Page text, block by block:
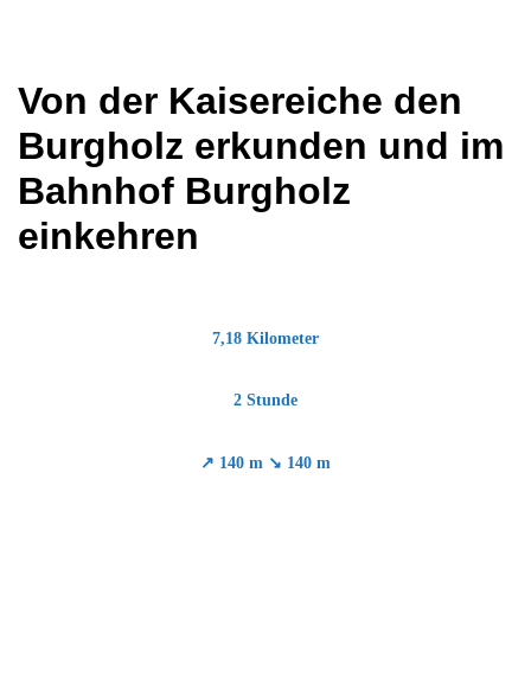
Von der Kaisereiche den
Burgholz erkunden und im
Bahnhof Burgholz
einkehren
7,18 Kilometer
2 Stunde
↗ 140 m ↘ 140 m